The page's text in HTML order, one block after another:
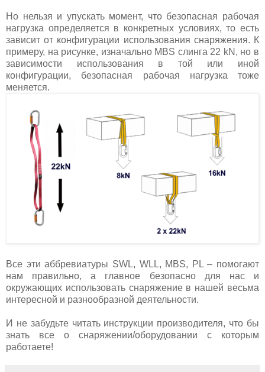
Но нельзя и упускать момент, что безопасная рабочая
нагрузка определяется в конкретных условиях, то есть
зависит от конфигурации использования снаряжения. К
примеру, на рисунке, изначально MBS слинга 22 kN, но в
зависимости использования в той или иной
конфигурации, безопасная рабочая нагрузка тоже
меняется.
Все эти аббревиатуры SWL, WLL, MBS, PL – помогают
нам правильно, а главное безопасно для нас и
окружающих использовать снаряжение в нашей весьма
интересной и разнообразной деятельности.
И не забудьте читать инструкции производителя, что бы
знать все о снаряжении/оборудовании с которым
работаете!